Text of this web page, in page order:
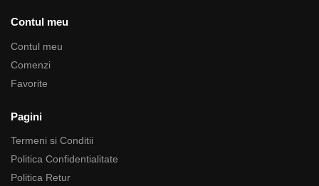
Contul meu
Contul meu
Comenzi
Favorite
Pagini
Termeni si Conditii
Politica Confidentialitate
Politica Retur